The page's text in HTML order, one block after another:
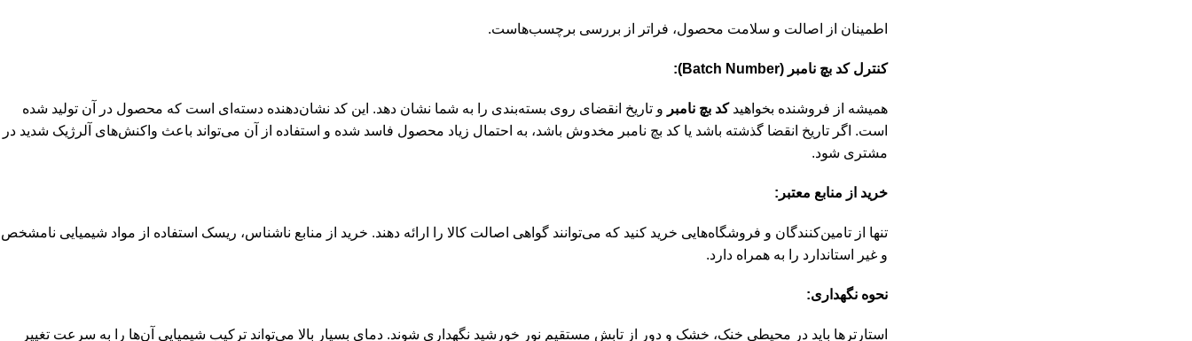
اطمینان از اصالت و سلامت محصول، فراتر از بررسی برچسب‌هاست.
کنترل کد بچ نامبر (Batch Number):
همیشه از فروشنده بخواهیدکد بچ نامبر و تاریخ انقضای روی بسته‌بندی را به شما نشان دهد. این کد نشان‌دهنده دسته‌ای است که محصول در آن تولید شده
است. اگر تاریخ انقضا گذشته باشد یا کد بچ نامبر مخدوش باشد، به احتمال زیاد محصول فاسد شده و استفاده از آن می‌تواند باعث واکنش‌های آلرژیک شدید در
مشتری شود.
خرید از منابع معتبر:
تنها از تامین‌کنندگان و فروشگاه‌هایی خرید کنید که می‌توانند گواهی اصالت کالا را ارائه دهند. خرید از منابع ناشناس، ریسک استفاده از مواد شیمیایی نامشخص
و غیر استاندارد را به همراه دارد.
نحوه نگهداری:
استارترها باید در محیطی خنک، خشک و دور از تابش مستقیم نور خورشید نگهداری شوند. دمای بسیار بالا می‌تواند ترکیب شیمیایی آن‌ها را به سرعت تغییر